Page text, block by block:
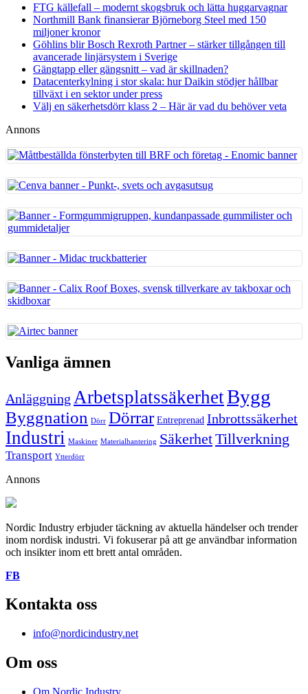
FTG källefall – modernt skogsbruk och lätta huggarvagnar
Northmill Bank finansierar Björneborg Steel med 150
miljoner kronor
Göhlins blir Bosch Rexroth Partner – stärker tillgången till
avancerade linjärsystem i Sverige
Gängtapp eller gängsnitt – vad är skillnaden?
Datacenterkylning i stor skala: hur Daikin stödjer hållbar
tillväxt i en sektor under press
Välj en säkerhetsdörr klass 2 – Här är vad du behöver veta
Annons
Vanliga ämnen
Anläggning ArbetsplatssäkerhetBygg
Byggnation Dörr Dörrar Entreprenad Inbrottssäkerhet
Industri Maskiner Materialhantering SäkerhetTillverkning
Transport Ytterdörr
Annons
Nordic Industry erbjuder täckning av aktuella händelser och trender
inom nordisk industri. Vi fokuserar på att ge användbar information
och insikter inom ett brett antal områden.
FB
Kontakta oss
info@nordicindustry.net
Om oss